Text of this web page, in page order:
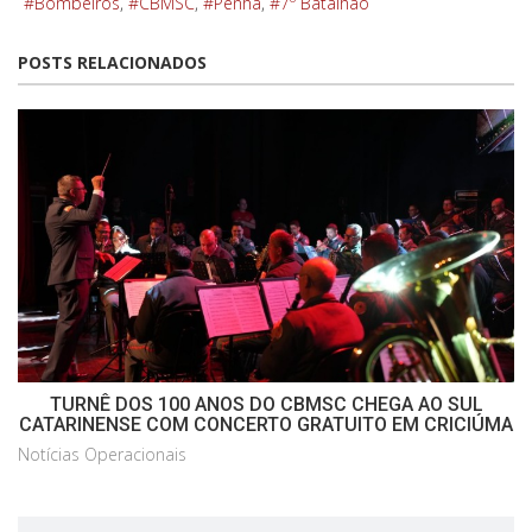
POSTS RELACIONADOS
TURNÊ DOS 100 ANOS DO CBMSC CHEGA AO SUL
CATARINENSE COM CONCERTO GRATUITO EM CRICIÚMA
Notícias Operacionais